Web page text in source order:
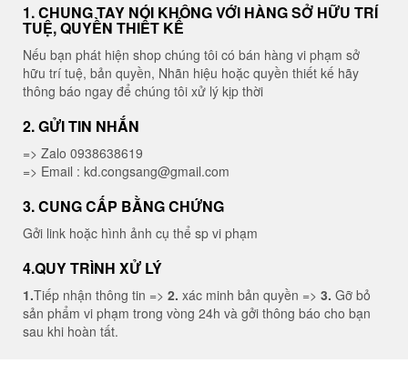
1. CHUNG TAY NÓI KHÔNG VỚI HÀNG SỞ HỮU TRÍ
TUỆ, QUYỀN THIẾT KẾ
Nếu bạn phát hiện shop chúng tôi có bán hàng vi phạm sở
hữu trí tuệ, bản quyền, Nhãn hiệu hoặc quyền thiết kế hãy
thông báo ngay để chúng tôi xử lý kịp thời
2. GỬI TIN NHẮN
=> Zalo 0938638619
=> Email : kd.congsang@gmail.com
3. CUNG CẤP BẰNG CHỨNG
Gởi link hoặc hình ảnh cụ thể sp vi phạm
4.QUY TRÌNH XỬ LÝ
1.Tiếp nhận thông tin => 2. xác minh bản quyền => 3. Gỡ bỏ
sản phẩm vi phạm trong vòng 24h và gởi thông báo cho bạn
sau khi hoàn tất.